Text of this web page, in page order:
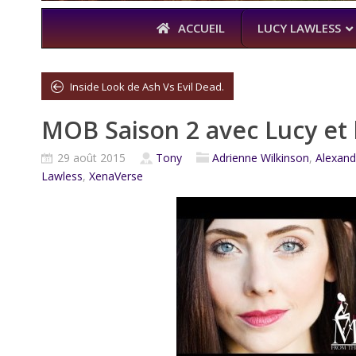
ACCUEIL LUCY LAWLESS
À
THE BOYS–
KARL URBAN
Inside Look de Ash Vs Evil Dead.
MOB Saison 2 avec Lucy
29 août 2015 Tony Adrienne Wilkinson,
Lawless, XenaVerse